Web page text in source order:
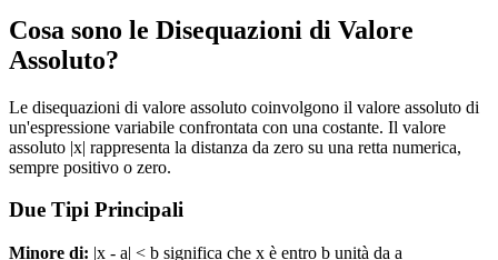
Cosa sono le Disequazioni di Valore
Assoluto?
Le disequazioni di valore assoluto coinvolgono il valore assoluto di
un'espressione variabile confrontata con una costante. Il valore
assoluto |x| rappresenta la distanza da zero su una retta numerica,
sempre positivo o zero.
Due Tipi Principali
Minore di: |x - a| < b significa che x è entro b unità da a